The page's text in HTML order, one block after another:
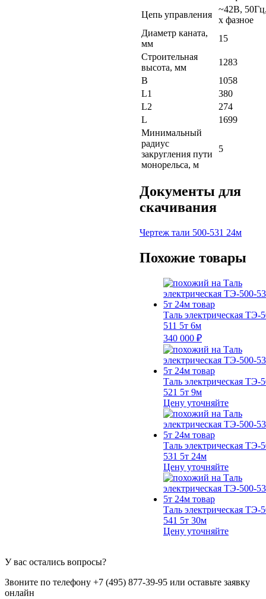
Цепь управления
~42В,
х фазное
Диаметр каната,
мм
15
Строительная
высота, мм
1283
B
1058
L1
380
L2
274
L
1699
Минимальный
радиус
закругления пути
монорельса, м
5
Документы для
скачивания
Чертеж тали 500-531 24м
Похожие товары
Таль электрическая ТЭ-
511 5т 6м
340 000 ₽
Таль электрическая ТЭ-
521 5т 9м
Цену уточняйте
Таль электрическая ТЭ-
531 5т 24м
Цену уточняйте
Таль электрическая ТЭ-
541 5т 30м
Цену уточняйте
У вас остались вопросы?
Звоните по телефону +7 (495) 877-39-95 или оставьте заявку
онлайн